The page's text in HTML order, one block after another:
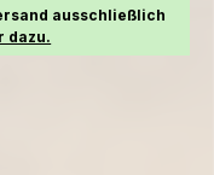
ausschließlich
dazu.